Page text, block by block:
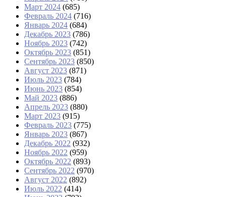
Март 2024 (685)
Февраль 2024 (716)
Январь 2024 (684)
Декабрь 2023 (786)
Ноябрь 2023 (742)
Октябрь 2023 (851)
Сентябрь 2023 (850)
Август 2023 (871)
Июль 2023 (784)
Июнь 2023 (854)
Май 2023 (886)
Апрель 2023 (880)
Март 2023 (915)
Февраль 2023 (775)
Январь 2023 (867)
Декабрь 2022 (932)
Ноябрь 2022 (959)
Октябрь 2022 (893)
Сентябрь 2022 (970)
Август 2022 (892)
Июль 2022 (414)